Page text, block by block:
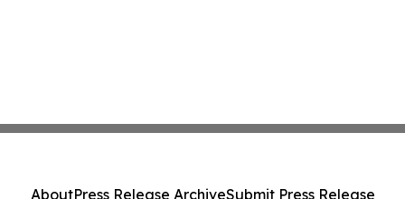
AboutPress Release ArchiveSubmit Press Release